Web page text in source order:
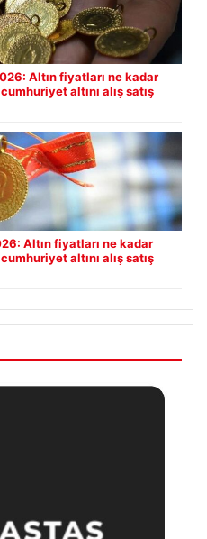
Altın fiyatları ne kadar
altını alış satış
Altın fiyatları ne kadar
altını alış satış